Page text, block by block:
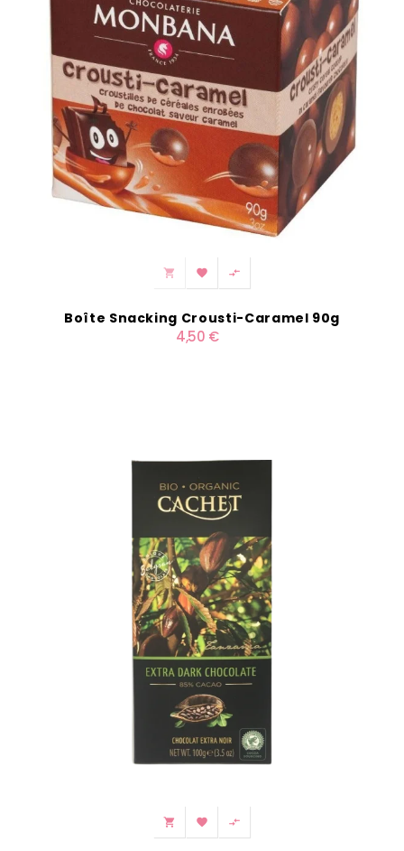
  
Boîte Snacking Crousti-Caramel 90g
4,50 €
  